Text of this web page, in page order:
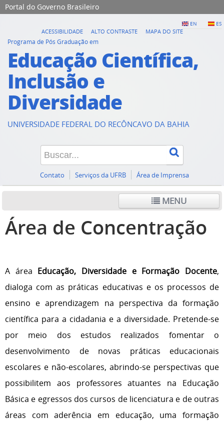
Portal do Governo Brasileiro
EN ES
ACESSIBILIDADE ALTO CONTRASTE
MAPA DO SITE
Programa de Pós Graduação em
Educação Científica,
Inclusão e
Diversidade
UNIVERSIDADE FEDERAL DO RECÔNCAVO DA BAHIA
Contato Serviços da UFRB Área de Imprensa
MENU
Área de Concentração
A área Educação, Diversidade e Formação Docente,
dialoga com as práticas educativas e os processos de
ensino e aprendizagem na perspectiva da formação
científica para a cidadania e a diversidade. Pretende-se
por meio dos estudos realizados fomentar o
desenvolvimento de novas práticas educacionais
escolares e não-escolares, abrindo-se perspectivas que
possibilitem aos professores atuantes na Educação
Básica e egressos dos cursos de licenciatura e de outras
áreas com aderência em educação, uma formação